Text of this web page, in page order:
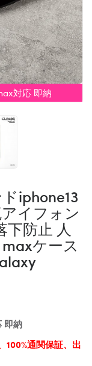
対応 即納
iphone13
イフォン
防止 人
ケース
即納
100%通関保証、出